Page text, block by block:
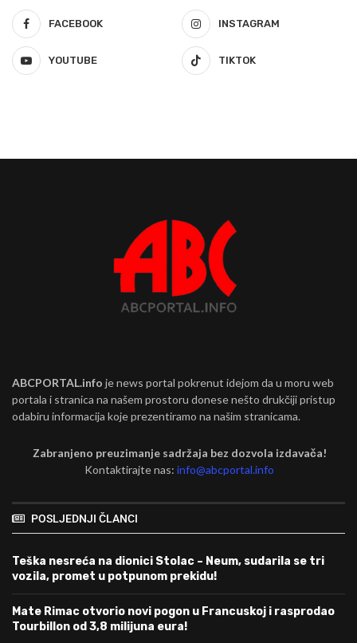
FACEBOOK INSTAGRAM
YOUTUBE TIKTOK
ABCPORTAL.info je news portal pokrenut idejom da u moru web
portala i stranica na našem prostoru donese nešto drukčiji pristup
odabiru informacija koje prezentiramo na našim stranicama.
Zabranjeno preuzimanje sadržaja bez dozvola izdavača!
Kontaktirajte nas:info@abcportal.info
POSLJEDNJI ČLANCI
Teška nesreća na dionici Stolac – Neum, sudarila se tri
vozila, promet u potpunom prekidu!
Mate Rimac otvorio novi pogon u Francuskoj i rasprodao
Tourbillon od 3,8 milijuna eura!